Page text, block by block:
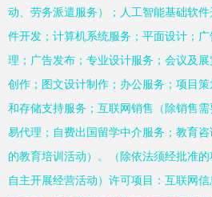
动、劳务派遣服务）；人工智能基础软
件开发；计算机系统服务；平面设计；
理；广告发布；专业设计服务；会议及
创作；图文设计制作；办公服务；项目
和存储支持服务；互联网销售（除销售
易代理；自费出国留学中介服务；教育
的教育培训活动）。（除依法须经批准
自主开展经营活动）许可项目：互联网